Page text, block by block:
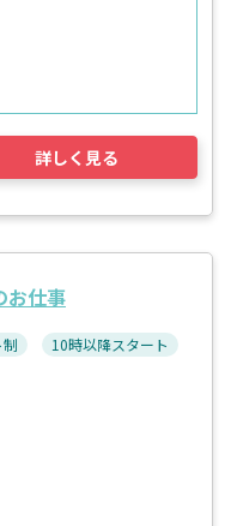
詳しく見る
お仕事
10時以降スタート